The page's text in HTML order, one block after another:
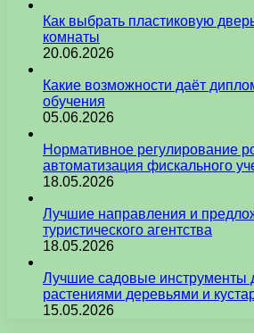
Как выбрать пластиковую
комнаты
20.06.2026
Какие возможности даёт
обучения
05.06.2026
Нормативное регулирование
автоматизация фискального
18.05.2026
Лучшие направления и
туристического агентства
18.05.2026
Лучшие садовые инструменты
растениями деревьями и
15.05.2026